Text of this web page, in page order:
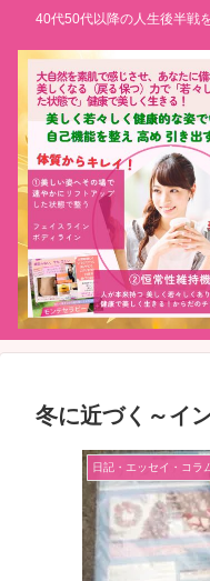
40代50代以降の人生後半戦
冬に近づく～イ
日記・エッセイ・コラ